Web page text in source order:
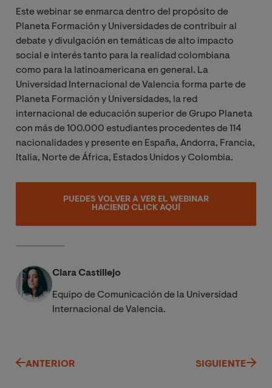
Este webinar se enmarca dentro del propósito de
Planeta Formación y Universidades de contribuir al
debate y divulgación en temáticas de alto impacto
social e interés tanto para la realidad colombiana
como para la latinoamericana en general. La
Universidad Internacional de Valencia forma parte de
Planeta Formación y Universidades, la red
internacional de educación superior de Grupo Planeta
con más de 100.000 estudiantes procedentes de 114
nacionalidades y presente en España, Andorra, Francia,
Italia, Norte de África, Estados Unidos y Colombia.
PUEDES VOLVER A VER EL WEBINAR
HACIEND CLICK AQUÍ
Clara Castillejo
Equipo de Comunicación de la Universidad
Internacional de Valencia.
ANTERIOR SIGUIENTE